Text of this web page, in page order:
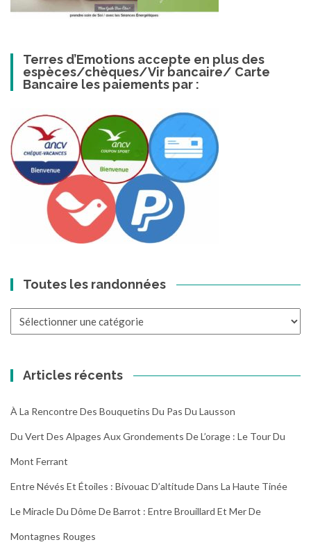
Terres d’Emotions accepte en plus des
espèces/chèques/Vir bancaire/ Carte
Bancaire les paiements par :
Toutes les randonnées
Articles récents
À La Rencontre Des Bouquetins Du Pas Du Lausson
Du Vert Des Alpages Aux Grondements De L’orage : Le Tour Du
Mont Ferrant
Entre Névés Et Étoiles : Bivouac D’altitude Dans La Haute Tinée
Le Miracle Du Dôme De Barrot : Entre Brouillard Et Mer De
Montagnes Rouges